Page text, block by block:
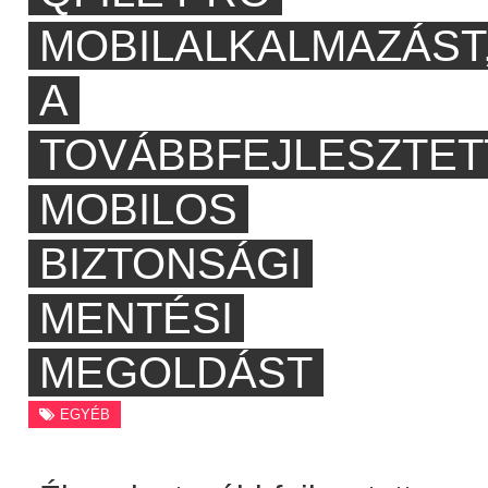
A
MOBILOS
BIZTONSÁGI
MENTÉSI
MEGOLDÁST
EGYÉB